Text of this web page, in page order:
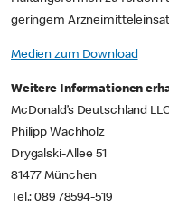
geringem
Medien zum Download
Weitere Informationen
McDonald’s Deutschland
Philipp Wachholz
Drygalski-Allee 51
81477 München
Tel.: 089 78594-519